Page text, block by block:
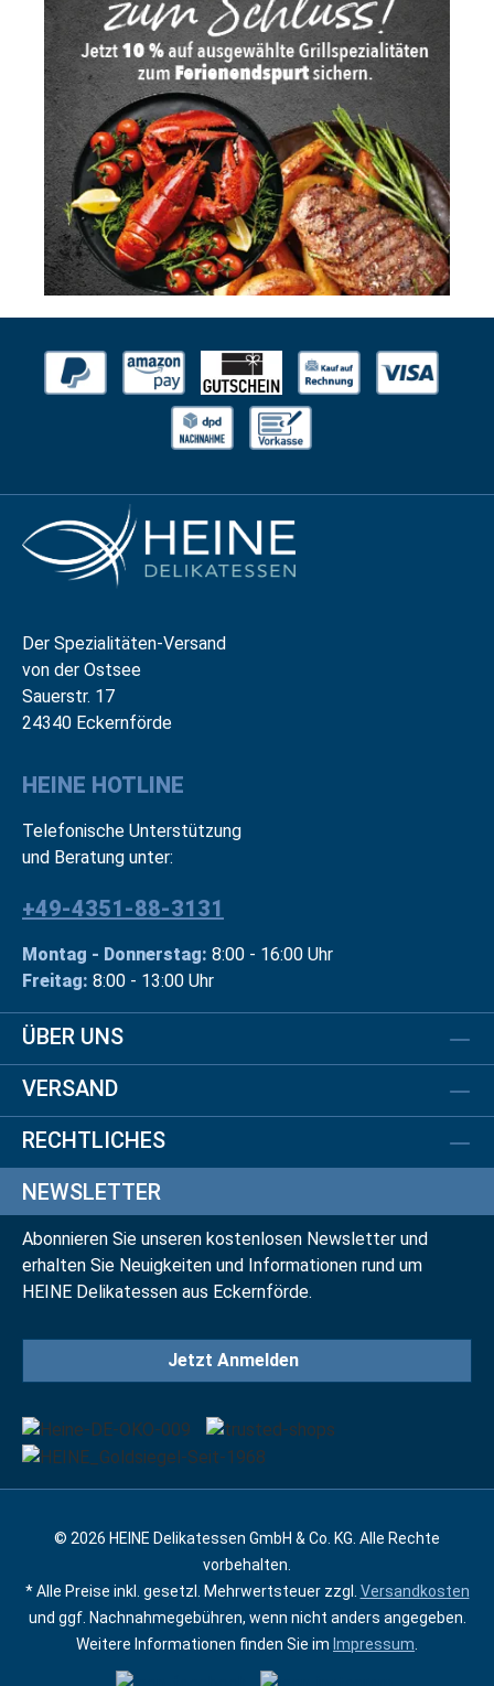
Der Spezialitäten-Versand
von der Ostsee
Sauerstr. 17
24340 Eckernförde
HEINE HOTLINE
Telefonische Unterstützung
und Beratung unter:
+49-4351-88-3131
Montag - Donnerstag: 8:00 - 16:00 Uhr
Freitag: 8:00 - 13:00 Uhr
ÜBER UNS
VERSAND
RECHTLICHES
NEWSLETTER
Abonnieren Sie unseren kostenlosen Newsletter und
erhalten Sie Neuigkeiten und Informationen rund um
HEINE Delikatessen aus Eckernförde.
Jetzt Anmelden
© 2026 HEINE Delikatessen GmbH & Co. KG. Alle Rechte
vorbehalten.
* Alle Preise inkl. gesetzl. Mehrwertsteuer zzgl. Versandkosten
und ggf. Nachnahmegebühren, wenn nicht anders angegeben.
Weitere Informationen finden Sie im Impressum.